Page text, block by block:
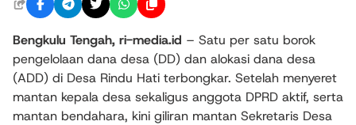
Bengkulu Tengah, ri-media.id – Satu per satu borok
pengelolaan dana desa (DD) dan alokasi dana desa
(ADD) di Desa Rindu Hati terbongkar. Setelah menyeret
mantan kepala desa sekaligus anggota DPRD aktif, serta
mantan bendahara, kini giliran mantan Sekretaris Desa